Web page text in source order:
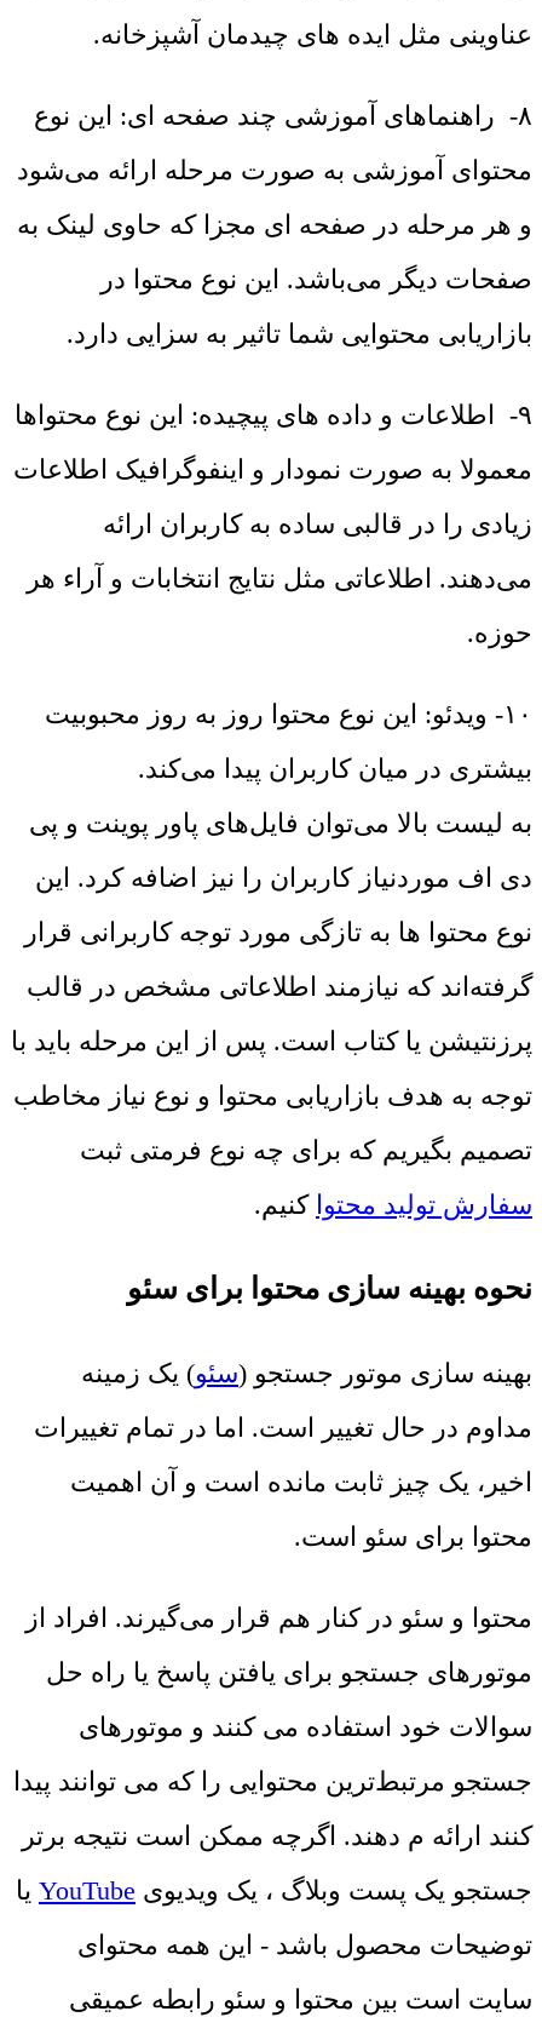
عناوینی مثل ایده های چیدمان آشپزخانه.
۸- راهنماهای آموزشی چند صفحه ای: این نوع
محتوای آموزشی به صورت مرحله ارائه می‌شود
و هر مرحله در صفحه ای مجزا که حاوی لینک به
صفحات دیگر می‌باشد. این نوع محتوا در
بازاریابی محتوایی شما تاثیر به سزایی دارد.
۹- اطلاعات و داده های پیچیده: این نوع محتواها
معمولا به صورت نمودار و اینفوگرافیک اطلاعات
زیادی را در قالبی ساده به کاربران ارائه
می‌دهند. اطلاعاتی مثل نتایج انتخابات و آراء هر
حوزه.
۱۰- ویدئو: این نوع محتوا روز به روز محبوبیت
بیشتری در میان کاربران پیدا می‌کند.
به لیست بالا می‌توان فایل‌های پاور پوینت و پی
دی اف موردنیاز کاربران را نیز اضافه کرد. این
نوع محتوا ها به تازگی مورد توجه کاربرانی قرار
گرفته‌اند که نیازمند اطلاعاتی مشخص در قالب
پرزنتیشن یا کتاب است. پس از این مرحله باید با
توجه به هدف بازاریابی محتوا و نوع نیاز مخاطب
تصمیم بگیریم که برای چه نوع فرمتی ثبت
سفارش تولید محتوا کنیم.
نحوه بهینه سازی محتوا برای سئو
بهینه سازی موتور جستجو (سئو) یک زمینه
مداوم در حال تغییر است. اما در تمام تغییرات
اخیر، یک چیز ثابت مانده است و آن اهمیت
محتوا برای سئو است.
محتوا و سئو در کنار هم قرار می‌گیرند. افراد از
موتورهای جستجو برای یافتن پاسخ یا راه حل
سوالات خود استفاده می کنند و موتورهای
جستجو مرتبط‌ترین محتوایی را که می توانند پیدا
کنند ارائه م‌ دهند. اگرچه ممکن است نتیجه برتر
جستجو یک پست وبلاگ ، یک ویدیوی YouTube یا
توضیحات محصول باشد - این همه محتوای
سایت است بین محتوا و سئو رابطه عمیقی